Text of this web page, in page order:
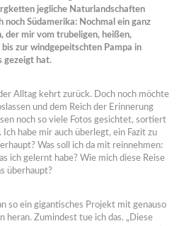
jegliche Naturlandschaften
noch Südamerika: Nochmal ein ganz
der mir vom trubeligen, heißen,
zur windgepeitschten Pampa in
gezeigt hat.
Alltag kehrt zurück. Doch noch möchte
und dem Reich der Erinnerung
noch so viele Fotos gesichtet, sortiert
habe mir auch überlegt, ein Fazit zu
Was soll ich da mit reinnehmen:
ich gelernt habe? Wie mich diese Reise
überhaupt?
so ein gigantisches Projekt mit genauso
heran. Zumindest tue ich das. „Diese